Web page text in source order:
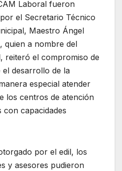
Laboral fueron
el Secretario Técnico
Maestro Ángel
quien a nombre del
reiteró el compromiso de
desarrollo de la
especial atender
los centros de atención
con capacidades
por el edil, los
y asesores pudieron